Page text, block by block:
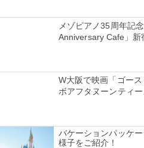
メゾピアノ35周年記
Anniversary Cafe」
W大阪で映画「ゴー
ボアフタヌーンティ
バケーションパッケ
様子をご紹介！